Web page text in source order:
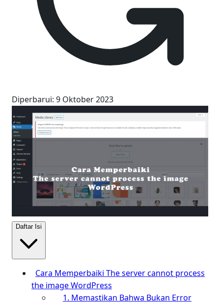
Diperbarui: 9 Oktober 2023
Daftar Isi
Cara Memperbaiki The server cannot process
the image WordPress
1. Memastikan Bahwa Bukan Error